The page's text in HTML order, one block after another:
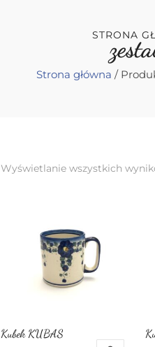
STRONA
Strona główna /
Wyświetlanie wszystkich
Kubek KUBAS